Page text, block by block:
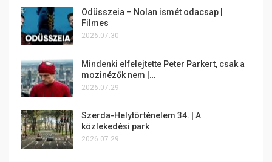
Odüsszeia – Nolan ismét odacsap |
Filmes
2026.07.30.
Mindenki elfelejtette Peter Parkert, csak a
mozinézők nem |…
2026.07.29.
Szerda-Helytörténelem 34. | A
közlekedési park
2026.07.29.